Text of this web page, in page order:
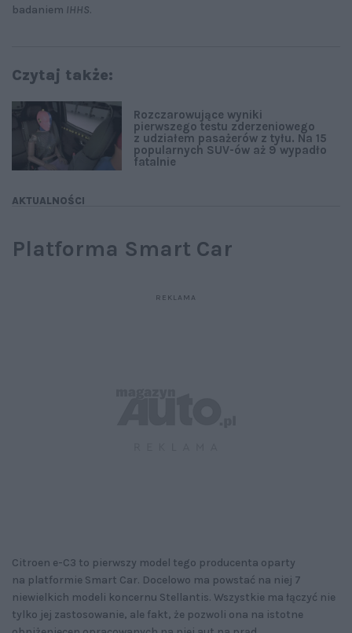
badaniem IHHS.
Czytaj także:
AKTUALNOŚCI
Rozczarowujące wyniki
pierwszego testu zderzeniowego
z udziałem pasażerów z tyłu. Na 15
popularnych SUV-ów aż 9 wypadło
fatalnie
Platforma Smart Car
Citroen e-C3 to pierwszy model tego producenta oparty
na platformie Smart Car. Docelowo ma powstać na niej 7
niewielkich modeli koncernu Stellantis. Wszystkie ma łączyć nie
tylko jej zastosowanie, ale fakt, że pozwoli ona na istotne